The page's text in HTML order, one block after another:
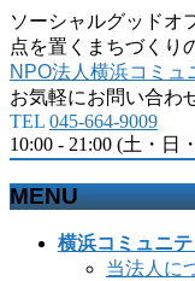
ソーシャルグッドオ
点を置くまちづくり
NPO法人横浜コミュ
お気軽にお問い合わ
TEL 045-664-9009
10:00 - 21:00 (土・日
MENU
横浜コミュニ
当法人に